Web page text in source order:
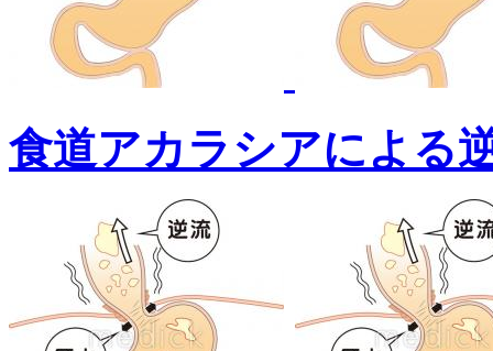
食道アカラシアによる